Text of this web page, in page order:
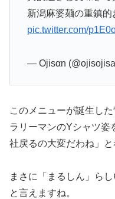
新潟麻婆麺の重鎮的
pic.twitter.com/
— Ojisαn
このメニューが誕生し
ラリーマンのYシャツ姿
社戻るの大変だわね」と
まさに「まるしん」ら
と言えますね。